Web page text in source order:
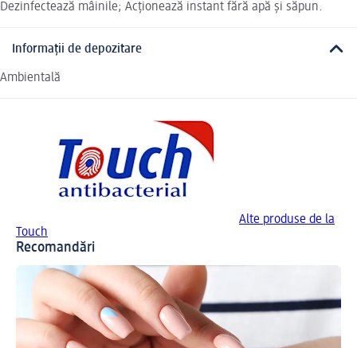
Dezinfectează mâinile; Acționează instant fără apă și săpun.
Informații de depozitare
Ambientală
Alte produse de la
Touch
Recomandări